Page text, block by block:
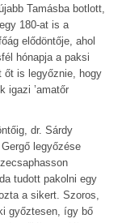
Tamásba botlott,
180-at is a
elődöntője, ahol
hónapja a paksi
őt is legyőznie, hogy
igazi ’amatőr
dr. Sárdy
legyőzése
tudott pakolni egy
a sikert. Szoros,
győztesen, így bő